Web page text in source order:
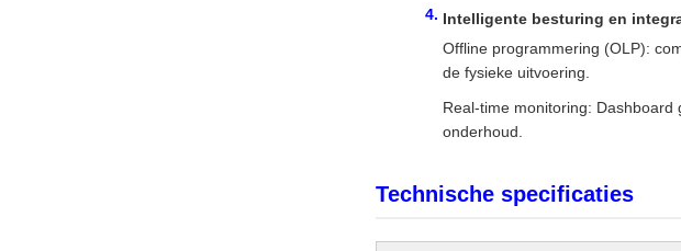
Intelligente besturing en
Offline programmering (OLP):
de fysieke uitvoering.
Real-time monitoring:
onderhoud.
Technische specificaties